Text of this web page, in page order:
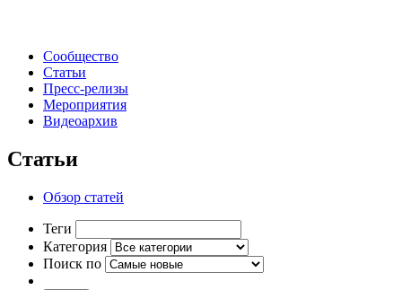
Сообщество
Статьи
Пресс-релизы
Мероприятия
Видеоархив
Статьи
Обзор статей
Теги
Категория
Поиск по